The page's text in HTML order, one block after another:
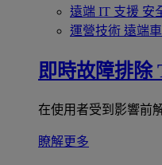
遠端 IT 支援 安
運營技術 遠端
即時故障排除
在使用者受到影響前
瞭解更多